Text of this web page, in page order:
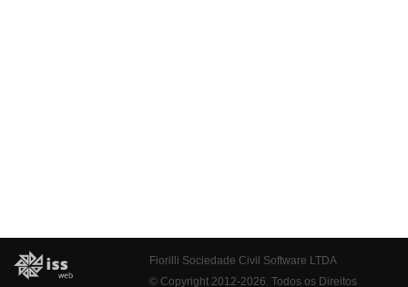
Fiorilli Sociedade Civil Software LTDA
© Copyright 2012-2026. Todos os Direitos